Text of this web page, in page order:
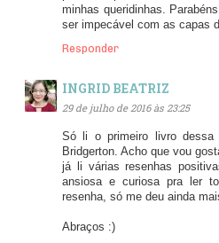
minhas queridinhas.
ser impecável com as capas
Responder
INGRID BEATRIZ
29 de julho de 2016 às 23:25
Só li o primeiro livro
Bridgerton. Acho que vou
já li várias resenhas
ansiosa e curiosa pra ler
resenha, só me deu ainda
Abraços :)